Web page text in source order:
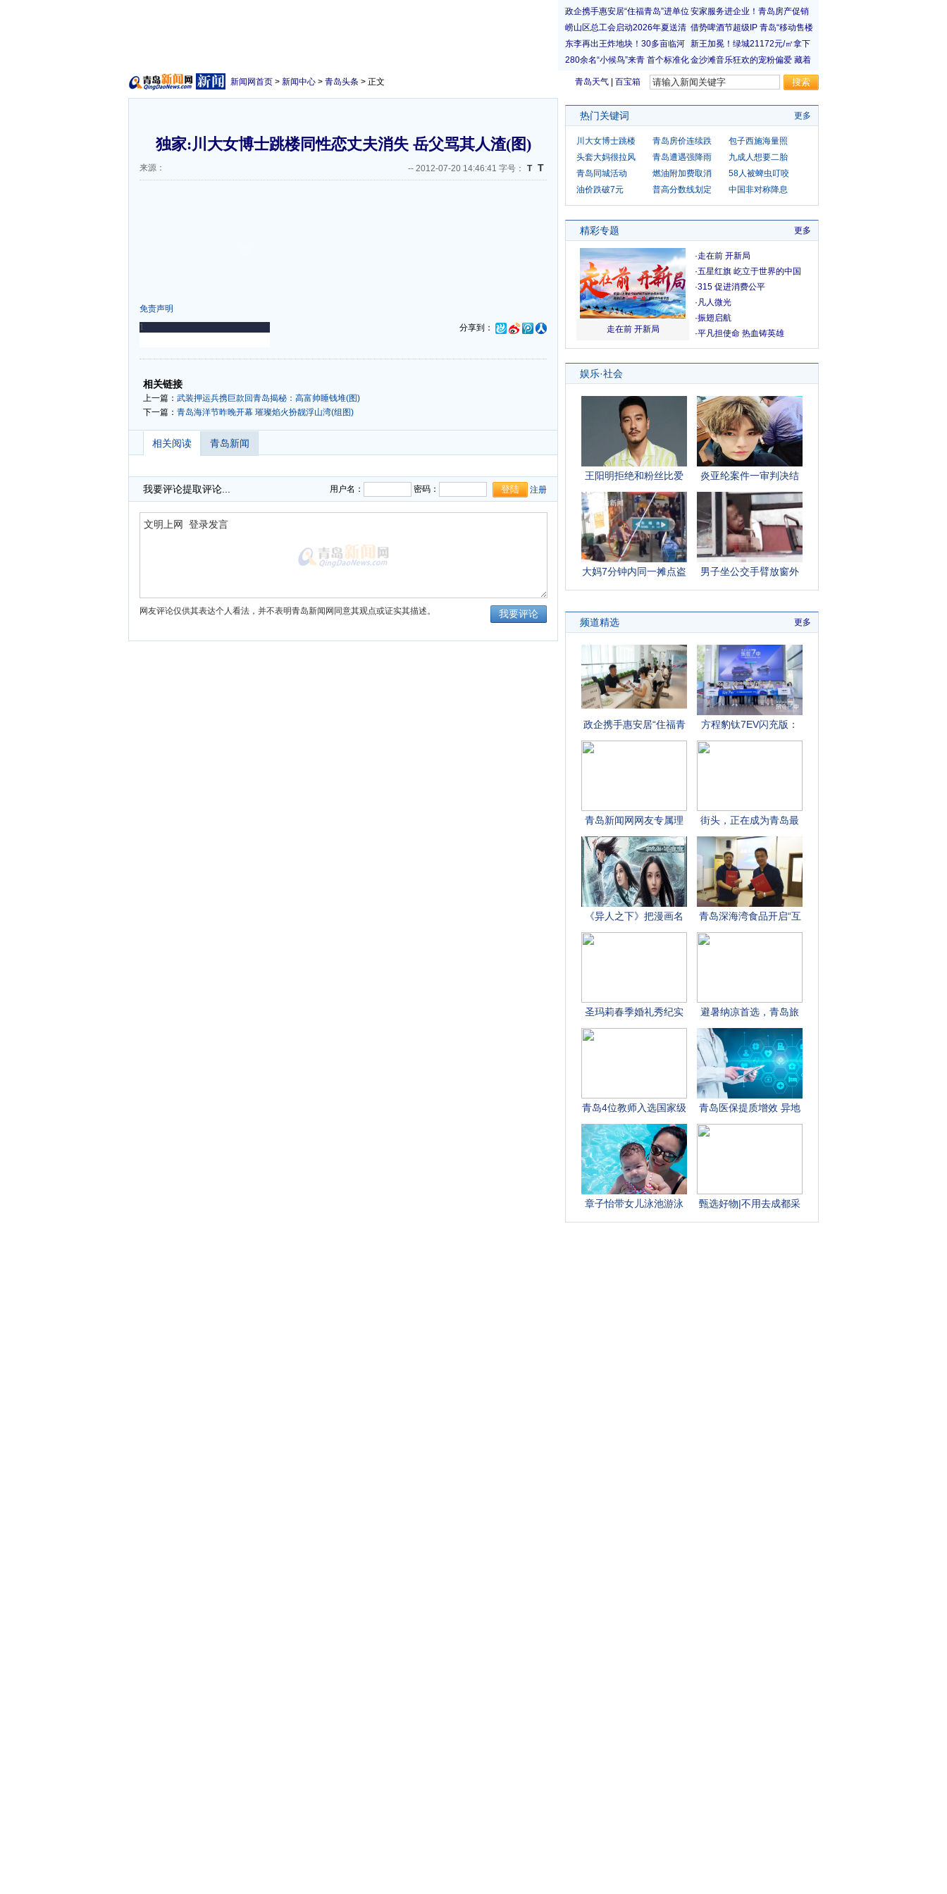
青岛天气 百宝箱
新闻网首页 > 新闻中心 > 青岛头条 > 正文
独家:川大女博士跳楼同性恋丈夫消失 岳父骂其人渣(图)
来源： -- 2012-07-20 14:46:41 字号： T T
免责声明
分享到：
-
相关链接
上一篇： 武装押运兵携巨款回青岛揭秘：高富帅睡钱堆(图)
下一篇： 青岛海洋节昨晚开幕 璀璨焰火扮靓浮山湾(组图)
相关阅读 青岛新闻
我要评论提取评论... 用户名： 密码： 注册
网友评论仅供其表达个人看法，并不表明青岛新闻网同意其观点或证实其描述。
热门关键词 更多
川大女博士跳楼 青岛房价连续跌
包子西施海量照
头套大妈很拉风
青岛遭遇强降雨
九成人想要二胎
青岛同城活动
燃油附加费取消
58人被蜱虫叮咬
油价跌破7元
普高分数线划定 中国非对称降息